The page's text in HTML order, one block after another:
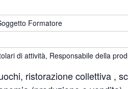
Formatore
di attività, Responsabile della
ristorazione collettiva ,